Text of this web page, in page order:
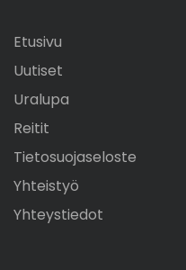
Etusivu
Uutiset
Uralupa
Reitit
Tietosuojaseloste
Yhteistyö
Yhteystiedot